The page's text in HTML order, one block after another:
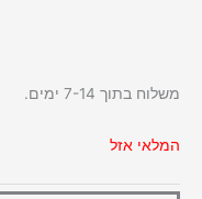
משלוח בתוך 7-14 ימים.
המלאי אזל